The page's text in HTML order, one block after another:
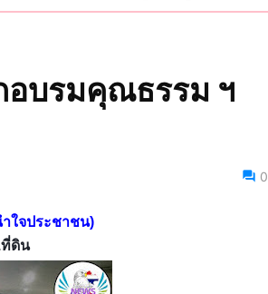
อบรมคุณธรรม ฯ
0
ใจประชาชน)
ที่ดิน